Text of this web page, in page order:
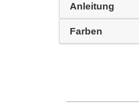
Anleitung
Farben